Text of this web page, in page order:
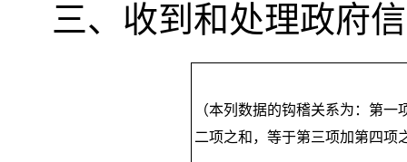
三、收到和处理政府
（本列数据的钩稽关系为：第一
二项之和 ， 等于第三项加第四项